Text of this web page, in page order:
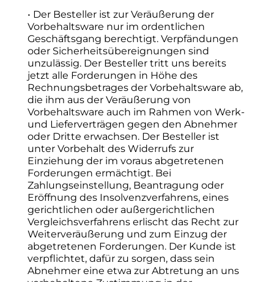
• Der Besteller ist zur Veräußerung der
Vorbehaltsware nur im ordentlichen
Geschäftsgang berechtigt. Verpfändungen
oder Sicherheitsübereignungen sind
unzulässig. Der Besteller tritt uns bereits
jetzt alle Forderungen in Höhe des
Rechnungsbetrages der Vorbehaltsware ab,
die ihm aus der Veräußerung von
Vorbehaltsware auch im Rahmen von Werk-
und Lieferverträgen gegen den Abnehmer
oder Dritte erwachsen. Der Besteller ist
unter Vorbehalt des Widerrufs zur
Einziehung der im voraus abgetretenen
Forderungen ermächtigt. Bei
Zahlungseinstellung, Beantragung oder
Eröffnung des Insolvenzverfahrens, eines
gerichtlichen oder außergerichtlichen
Vergleichsverfahrens erlischt das Recht zur
Weiterveräußerung und zum Einzug der
abgetretenen Forderungen. Der Kunde ist
verpflichtet, dafür zu sorgen, dass sein
Abnehmer eine etwa zur Abtretung an uns